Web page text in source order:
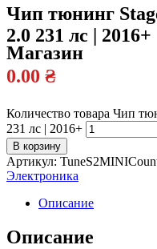
Магазин
Чип тюнинг
2.0 231 лс | 2016+
0.00 ₴
Количество товара Чип
231 лс | 2016+
В корзину
Артикул:
Электроника
Описание
Описание